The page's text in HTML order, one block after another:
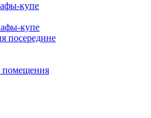
купе
купе
посередине
помещения